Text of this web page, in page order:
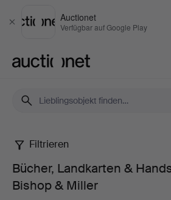
Schließen
Auctionet
Verfügbar auf Google Play
Bücher,
Landkarten
Filtrieren
Bücher, Landkarten &
Bishop & Miller